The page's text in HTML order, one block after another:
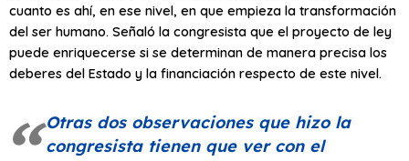
cuanto es ahí, en ese nivel, en que empieza la transformación
del ser humano. Señaló la congresista que el proyecto de ley
puede enriquecerse si se determinan de manera precisa los
deberes del Estado y la financiación respecto de este nivel.
Otras dos observaciones que hizo la
congresista tienen que ver con el